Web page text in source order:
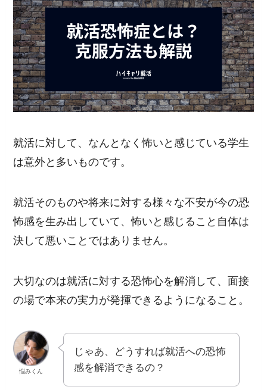
就活に対して、なんとなく怖いと感じている学生
は意外と多い ものです。
就活そのものや将来に対する様々な不安が今の恐
怖感を生み出していて、怖いと感じること自体は
決して悪いことではありません。
大切なのは就活に対する恐怖心を解消して、面接
の場で本来の実力が発揮できるようになること。
悩みくん
じゃあ、どうすれば就活への恐怖
感を解消できるの？